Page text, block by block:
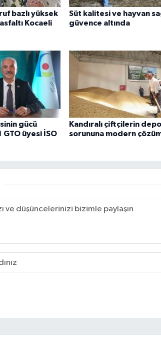
bazlı yüksek
Kocaeli
Süt kalitesi ve hayvan
güvence altında
gücü
üyesi İSO
Kandıralı çiftçilerin
sorununa modern